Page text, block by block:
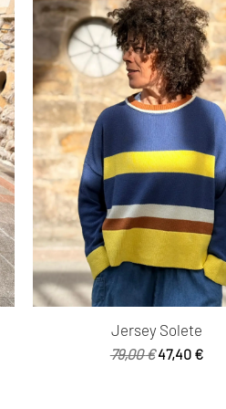
Jersey Solete
79,00€El
47,40 €El